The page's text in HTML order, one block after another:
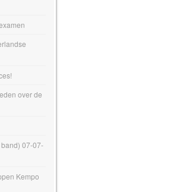
over de
07-07-
Kempo